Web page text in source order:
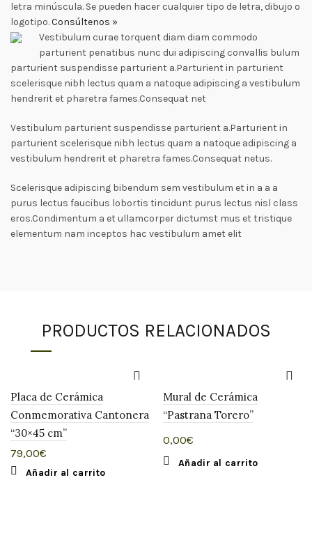
letra minúscula. Se pueden hacer cualquier tipo de letra, dibujo o
logotipo.Consúltenos »
Vestibulum curae torquent diam diam commodo
parturient penatibus nunc dui adipiscing convallis bulum
parturient suspendisse parturient a.Parturient in parturient
scelerisque nibh lectus quam a natoque adipiscing a vestibulum
hendrerit et pharetra fames.Consequat net
Vestibulum parturient suspendisse parturient a.Parturient in
parturient scelerisque nibh lectus quam a natoque adipiscing a
vestibulum hendrerit et pharetra fames.Consequat netus.
Scelerisque adipiscing bibendum sem vestibulum et in a a a
purus lectus faucibus lobortis tincidunt purus lectus nisl class
eros.Condimentum a et ullamcorper dictumst mus et tristique
elementum nam inceptos hac vestibulum amet elit
PRODUCTOS RELACIONADOS
Placa de Cerámica
Conmemorativa Cantonera
“30×45 cm”
79,00€
Añadir al carrito
Mural de Cerámica
“Pastrana Torero”
0,00€
Añadir al carrito